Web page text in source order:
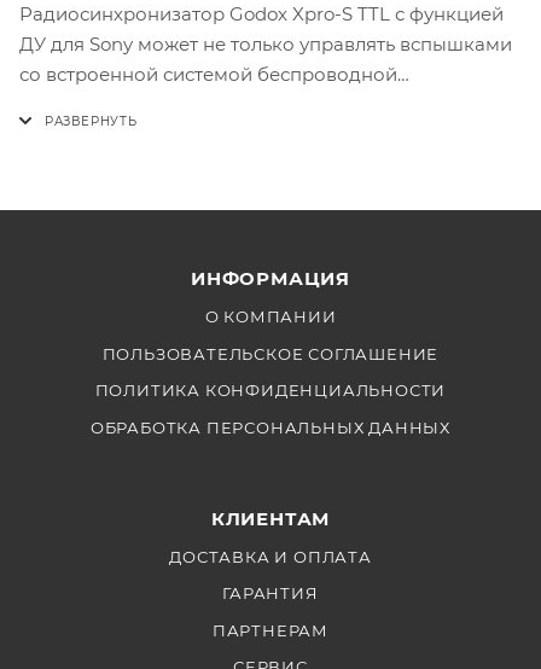
Радиосинхронизатор Godox Xpro-S TTL с функцией
ДУ для Sony может не только управлять вспышками
со встроенной системой беспроводной
на фотокамеры Sony с адаптером «горячий
ИНФОРМАЦИЯ
О КОМПАНИИ
ПОЛЬЗОВАТЕЛЬСКОЕ СОГЛАШЕНИЕ
ПОЛИТИКА КОНФИДЕНЦИАЛЬНОСТИ
ОБРАБОТКА ПЕРСОНАЛЬНЫХ ДАННЫХ
КЛИЕНТАМ
ДОСТАВКА И ОПЛАТА
ГАРАНТИЯ
ПАРТНЕРАМ